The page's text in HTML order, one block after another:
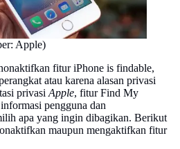
Apple)
fitur iPhone is findable,
atau karena alasan privasi
privasi Apple, fitur Find My
pengguna dan
apa yang ingin dibagikan. Berikut
maupun mengaktifkan fitur